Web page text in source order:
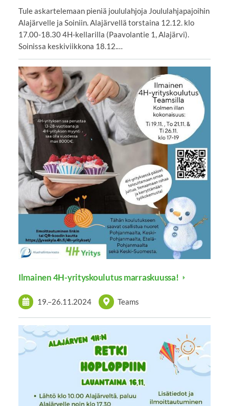
Tule askartelemaan pieniä joululahjoja Joululahjapajoihin
Alajärvelle ja Soiniin. Alajärvellä torstaina 12.12. klo
17.00-18.30 4H-kellarilla (Paavolantie 1, Alajärvi).
Soinissa keskiviikkona 18.12.…
Ilmainen 4H-yrityskoulutus marraskuussa!
19.–26.11.2024 Teams